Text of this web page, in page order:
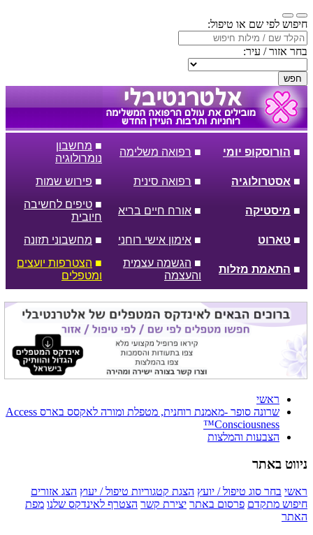
חיפוש לפי שם או טיפול:
בחר אזור / עיר:
חפש
■ הורוסקופ יומי ■ רפואה משלימה
■ מחשבון
נומרולוגיה
■ אסטרולוגיה ■ רפואה סינית ■ פירוש שמות
■ מיסטיקה ■ אורח חיים בריא
■ טיפים לחשיבה
חיובית
■ טארוט ■ אימון אישי רוחני ■ מחשבוני תזונה
■ התאמת מזלות
■ הגשמה עצמית
והעצמה
■ הצטרפות יועצים
ומטפלים
ראשי
שרונה סופר -מאמנת רוחנית, מטפלת ומורה לאקסס בארס Access
Consciousness™
הצבעות והמלצות
ניווט באתר
ראשי בחר סוג טיפול / יועץ הצגת קטגוריות טיפול / יעוץ הצג אזורים
חיפוש מתקדם פרסום באתר יצירת קשר הצטרף לאינדקס שלנו מפת
האתר